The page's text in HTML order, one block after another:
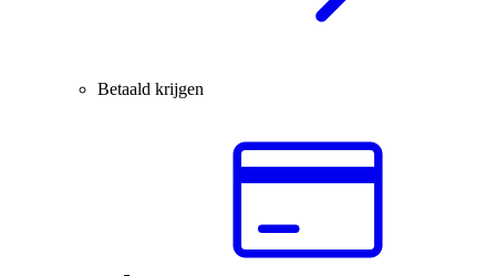
Betaald krijgen